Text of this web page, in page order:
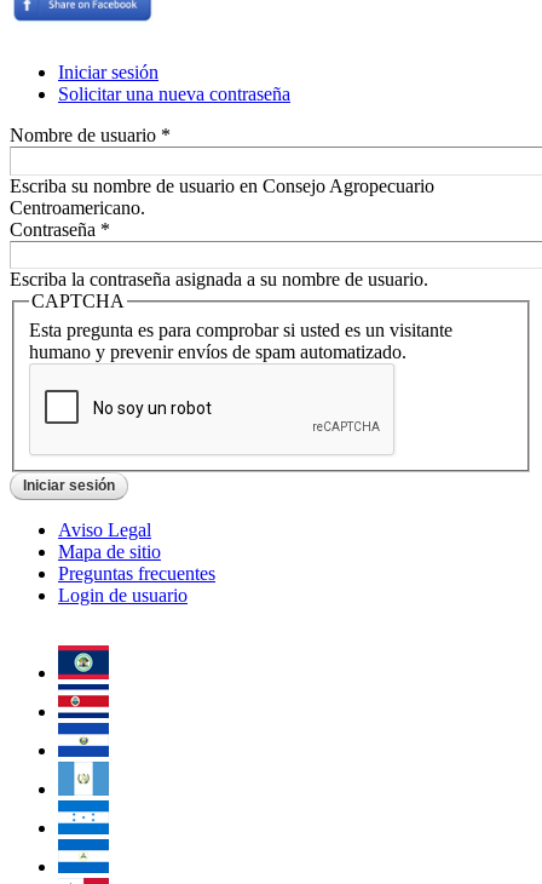
Solapas principales
Iniciar sesión
Solicitar una nueva contraseña
Nombre de usuario *
Escriba su nombre de usuario en Consejo Agropecuario
Centroamericano.
Contraseña *
Escriba la contraseña asignada a su nombre de usuario.
CAPTCHA
Esta pregunta es para comprobar si usted es un visitante
humano y prevenir envíos de spam automatizado.
Aviso Legal
Mapa de sitio
Preguntas frecuentes
Login de usuario